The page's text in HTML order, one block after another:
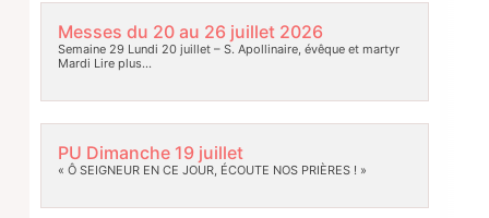
Messes du 20 au 26 juillet 2026
Semaine 29 Lundi 20 juillet – S. Apollinaire, évêque et martyr
Mardi Lire plus…
PU Dimanche 19 juillet
« Ô SEIGNEUR EN CE JOUR, ÉCOUTE NOS PRIÈRES ! »